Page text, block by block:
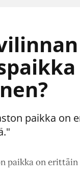
paikka on
paikka on